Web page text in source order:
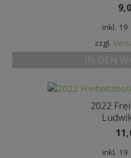
inkl. 19
zzgl.
IN DEN
2022
inkl. 19